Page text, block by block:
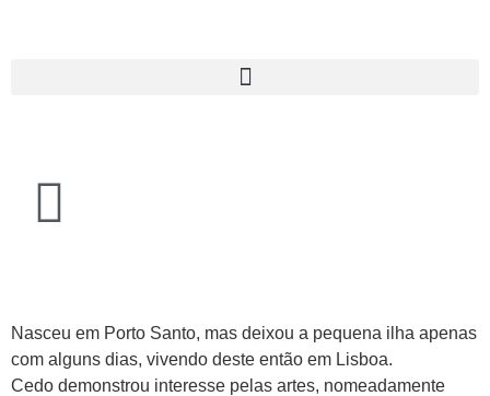
Nasceu em Porto Santo, mas deixou a pequena ilha apenas
com alguns dias, vivendo deste então em Lisboa.
Cedo demonstrou interesse pelas artes, nomeadamente